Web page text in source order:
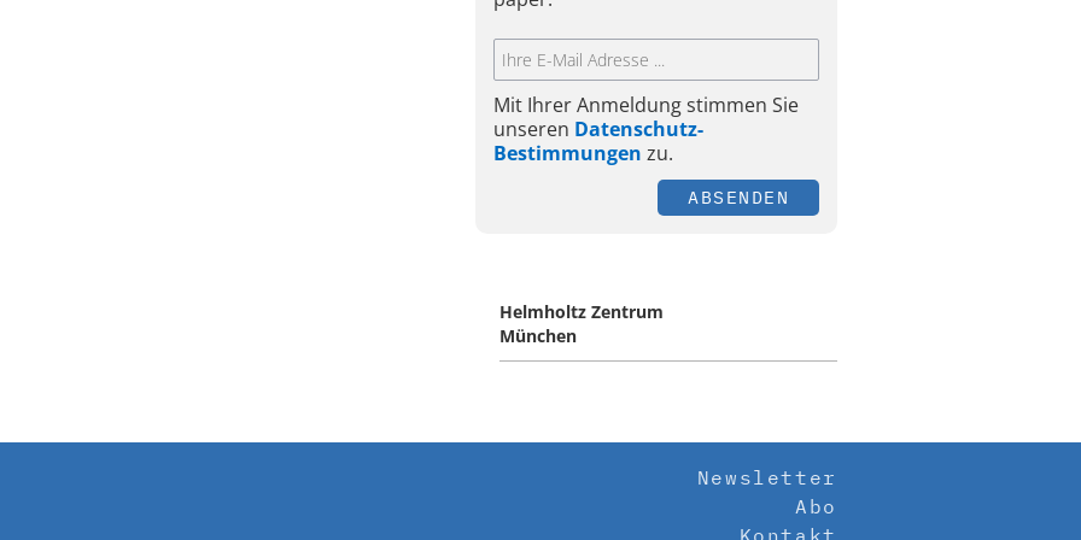
Mit Ihrer Anmeldung stimmen Sie
unseren Datenschutz-
Bestimmungen zu.
ABSENDEN
Helmholtz Zentrum
München
Newsletter
Abo